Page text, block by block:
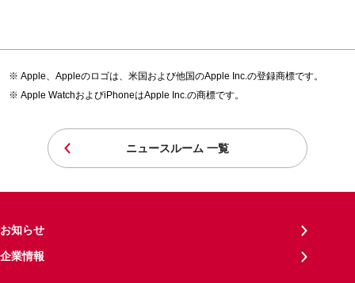
Apple、Appleのロゴは、米国および他国のApple Inc.の登録商標です。
Apple WatchおよびiPhoneはApple Inc.の商標です。
ニュースルーム 一覧
お知らせ
企業情報